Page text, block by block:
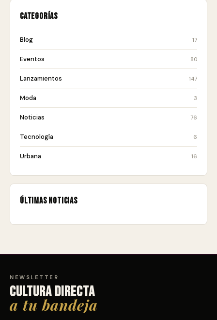
Categorías
Blog 17
Eventos 80
Lanzamientos 147
Moda 3
Noticias 76
Tecnología 6
Urbana 16
Últimas noticias
NEWSLETTER
Cultura directa
a tu bandeja